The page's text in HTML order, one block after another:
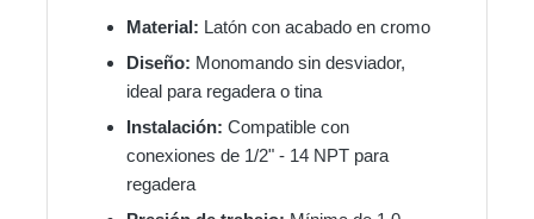
Material: Latón con acabado en cromo
Diseño: Monomando sin desviador,
ideal para regadera o tina
Instalación: Compatible con
conexiones de 1/2" - 14 NPT para
regadera